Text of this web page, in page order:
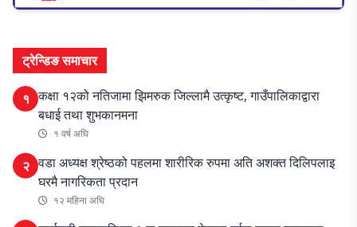
ट्रेन्डिङ समाचार
१ कक्षा १२को नतिजामा झिमरुक जिल्लामै उत्कृष्ट, गाउँपालिकाद्वारा
बधाई तथा शुभकानमना
१ वर्ष अघि
२ वडा अध्यक्ष श्रेष्ठको पहलमा शारीरिक रुपमा अति अशक्त दिलिपलाइ
घरमै नागरिकता प्रदान
१२ महिना अघि